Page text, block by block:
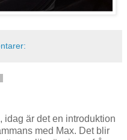
idag är det en introduktion
med Max. Det blir